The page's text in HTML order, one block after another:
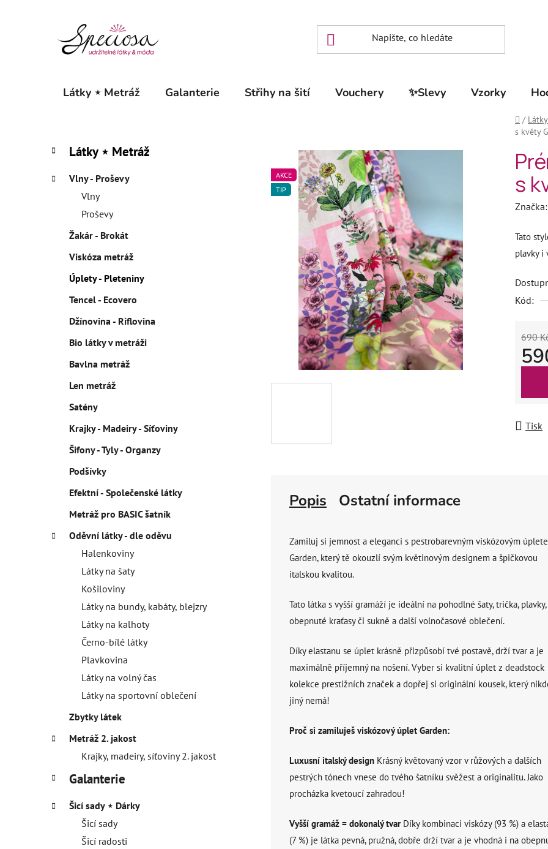
Látky ⋆ Metráž Galanterie Střihy na šití Vouchery ✨Slevy Vzorky
Domů
/
s květy
P
o
s
kategorie
K
a
e
Látky ⋆ Metráž
Vlny - Proševy
Vlny
Proševy
Žakár - Brokát
Viskóza metráž
Úplety - Pleteniny
Tencel - Ecovero
Džínovina - Riflovina
Bio látky v metráži
Bavlna metráž
Len metráž
Satény
Krajky - Madeiry - Síťoviny
Šifony - Tyly - Organzy
Podšívky
Efektní - Společenské látky
Metráž pro BASIC šatník
Oděvní látky - dle oděvu
Halenkoviny
Látky na šaty
Košiloviny
Látky na bundy, kabáty, blejzry
Látky na kalhoty
Černo-bílé látky
Plavkovina
Látky na volný čas
Látky na sportovní oblečení
Zbytky látek
Metráž 2. jakost
Krajky, madeiry, síťoviny 2. jakost
Galanterie
Šicí sady ⋆ Dárky
Šicí sady
Šicí radosti
s
Značka:
Tato
plavky i
Kód:
690
Tisk
AKCE
TIP
Popis Ostatní informace
Zamiluj si jemnost a eleganci s pestrobarevným viskózovým
Garden, který tě okouzlí svým květinovým designem a špičkovou
italskou kvalitou.
Tato látka s vyšší gramáží je ideální na pohodlné šaty, trička, plavky,
obepnuté kraťasy či sukně a další volnočasové oblečení.
Díky elastanu se úplet krásně přizpůsobí tvé postavě, drží tvar a je
maximálně příjemný na nošení. Vyber si kvalitní úplet z deadstock
kolekce prestižních značek a dopřej si originální kousek, který
jiný nemá!
Proč si zamiluješ viskózový úplet Garden:
Luxusní italský design Krásný květovaný vzor v růžových a dalších
pestrých tónech vnese do tvého šatníku svěžest a originalitu. Jako
procházka kvetoucí zahradou!
Vyšší gramáž = dokonalý tvarDíky kombinaci viskózy (93 %) a
(7 %) je látka pevná, pružná, dobře drží tvar a je vhodná i na